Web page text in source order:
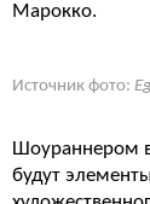
Марокко.
Источник фото:
Шоураннером
будут